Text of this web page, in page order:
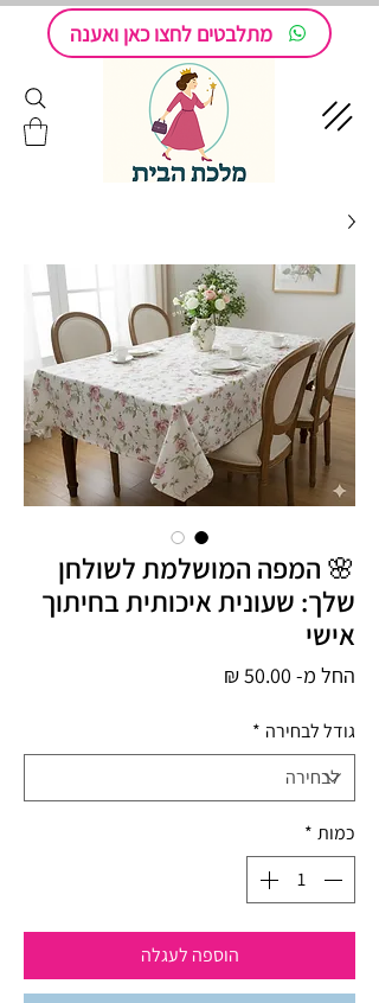
מתלבטים לחצו כאן ואענה
🌸 המפה המושלמת לשולחן
שלך: שעונית איכותית בחיתוך
אישי
החל מ- 50.00 ₪
גודל לבחירה *
כמות *
הוספה לעגלה